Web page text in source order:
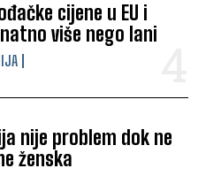
cijene u EU i
više nego lani
nije problem dok ne
ženska